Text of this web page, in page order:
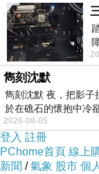
狀般堅固也束
得獎評語：『
這個不安的家
開的困境，影
跨類別獲得肯
自言18歲就愛
的是劇情片，
中的人。沈可
麗葉)、《
電)裡，早已展
日看到他的劇
雋刻沈默
雋刻沈默 夜，把影子
於在礁石的懷抱中冷
2026-08-05
登入 註冊
PChome首頁 線上
新聞 /氣象 股市 個